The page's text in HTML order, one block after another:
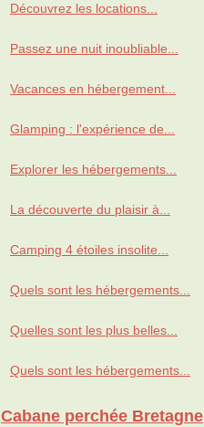
Découvrez les locations...
Passez une nuit inoubliable...
Vacances en hébergement...
Glamping : l'expérience de...
Explorer les hébergements...
La découverte du plaisir à...
Camping 4 étoiles insolite...
Quels sont les hébergements...
Quelles sont les plus belles...
Quels sont les hébergements...
Cabane perchée Bretagne